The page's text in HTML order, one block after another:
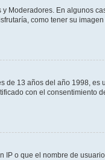
Moderadores. En algunos
como tener su
de 13 años del año 1998,
con el
o que el nombre de